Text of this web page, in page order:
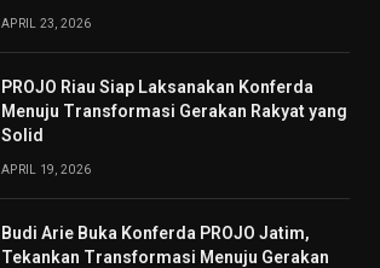
APRIL 23, 2026
PROJO Riau Siap Laksanakan Konferda
Menuju Transformasi Gerakan Rakyat yang
Solid
APRIL 19, 2026
Budi Arie Buka Konferda PROJO Jatim,
Tekankan Transformasi Menuju Gerakan